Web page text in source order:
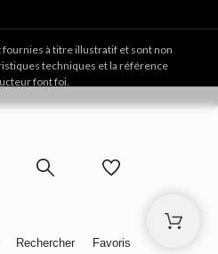
à titre illustratif et sont non
techniques et la référence
font foi.
Rechercher Favoris